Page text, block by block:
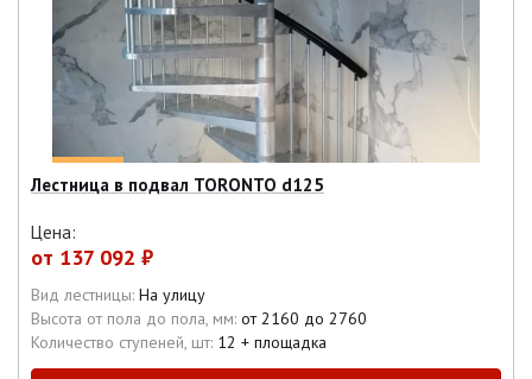
Лестница в подвал TORONTO d125
Цена:
от 137 092 ₽
Вид лестницы: На улицу
Высота от пола до пола, мм: от 2160 до 2760
Количество ступеней, шт: 12 + площадка